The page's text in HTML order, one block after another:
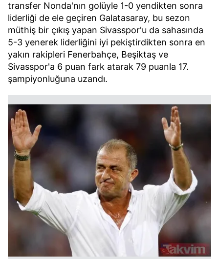
transfer Nonda'nın golüyle 1-0 yendikten sonra
liderliği de ele geçiren Galatasaray, bu sezon
müthiş bir çıkış yapan Sivasspor'u da sahasında
5-3 yenerek liderliğini iyi pekiştirdikten sonra en
yakın rakipleri Fenerbahçe, Beşiktaş ve
Sivasspor'a 6 puan fark atarak 79 puanla 17.
şampiyonluğuna uzandı.